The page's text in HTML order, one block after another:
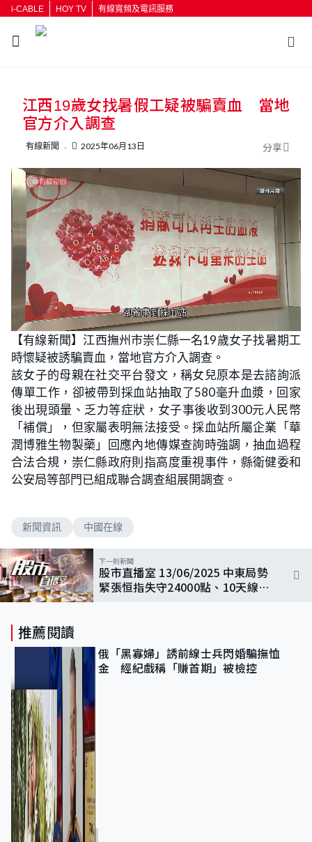
i-CABLE HOY TV 有線寬頻及電訊服務
按輸入鍵開始搜尋
江西19歲女找暑假工疑被騙賣血 當地
官方介入調查
有線新聞 2025年06月13日 分享
n
m
t
e
o
a
d
e
d
:
5
8
.
8
2
%
【有線新聞】江西撫州市崇仁縣一名19歲女子找暑期工
時懷疑被誘騙賣血，當地官方介入調查。
該女子的母親在社交平台發文，稱女兒原本是去諮詢派
傳單工作，卻被帶到採血站抽取了580毫升血漿，回家
後出現頭暈、乏力等症狀，女子事後收到300元人民幣
「補償」，但家屬表明無法接受。採血站所屬企業「華
潤博雅生物製藥」回應內地傳媒查詢時強調，抽血過程
合法合規，崇仁縣政府則指高度重視事件，縣衛健委和
公安局等部門已組成聯合調查組展開調查。
新聞資訊 中國在線
下一則新聞
股市直播室 13/06/2025 中東局勢
緊張恒指失守24000點、10天線失
推薦閱讀
俄「黑寡婦」誘前線士兵閃婚騙撫恤
金 經紀戲稱「賺首期」被檢控